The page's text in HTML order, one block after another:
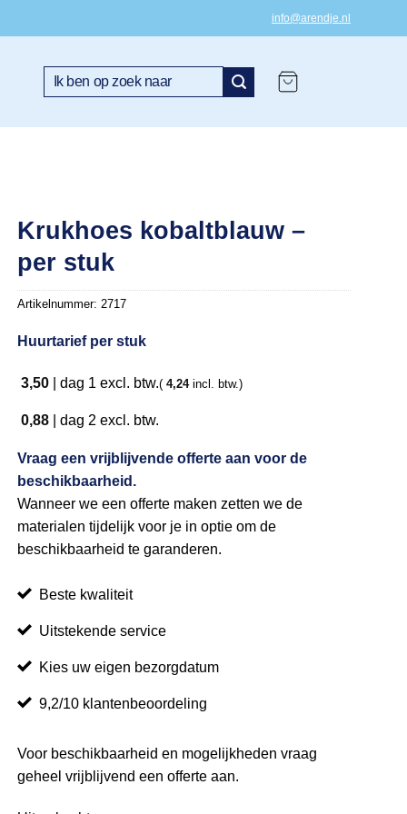
info@arendje.nl
Zoeken
Krukhoes kobaltblauw –
per stuk
Artikelnummer:2717
Huurtarief per stuk
3,50 |dag 1 excl. btw.( 4,24incl. btw.)
0,88 |dag 2 excl. btw.
Vraag een vrijblijvende offerte aan voor de
beschikbaarheid.
Wanneer we een offerte maken zetten we de
materialen tijdelijk voor je in optie om de
beschikbaarheid te garanderen.
Beste kwaliteit
Uitstekende service
Kies uw eigen bezorgdatum
9,2/10 klantenbeoordeling
Voor beschikbaarheid en mogelijkheden vraag
geheel vrijblijvend een offerte aan.